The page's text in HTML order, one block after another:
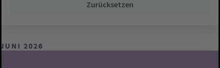
Zurücksetzen
JUNI 2026